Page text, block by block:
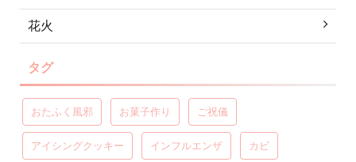
花火
タグ
おたふく風邪 お菓子作り ご祝儀
アイシングクッキー インフルエンザ カビ